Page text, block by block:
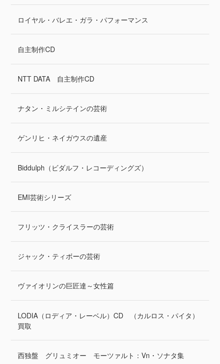
ロイヤル・バレエ・ガラ・パフォーマンス
自主制作CD
NTT DATA 自主制作CD
ナタン・ミルシテインの芸術
ゲンリヒ・ネイガウスの遺産
Biddulph（ビダルフ・レコーディングズ）
EMI芸術シリーズ
フリッツ・クライスラーの芸術
ジャック・ティボーの芸術
ヴァイオリンの巨匠達～女性篇
LODIA（ロディア・レーベル）CD （カルロス・パイタ）
買取
西独盤 グリュミオー モーツァルト：Vn・ソナタ集